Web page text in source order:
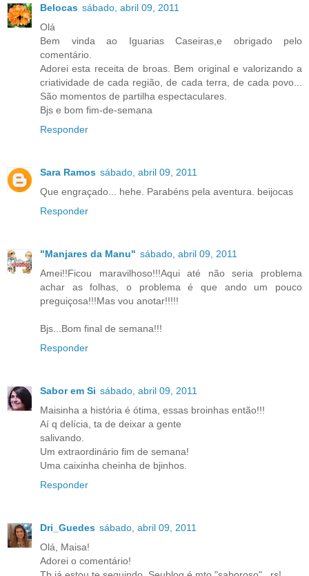
Belocas sábado, abril 09, 2011
Olá
Bem vinda ao Iguarias Caseiras,e obrigado pelo
comentário.
Adorei esta receita de broas. Bem original e valorizando a
criatividade de cada região, de cada terra, de cada povo...
São momentos de partilha espectaculares.
Bjs e bom fim-de-semana
Responder
Sara Ramos sábado, abril 09, 2011
Que engraçado... hehe. Parabéns pela aventura. beijocas
Responder
"Manjares da Manu" sábado, abril 09, 2011
Amei!!Ficou maravilhoso!!!Aqui até não seria problema
achar as folhas, o problema é que ando um pouco
preguiçosa!!!Mas vou anotar!!!!!
Bjs...Bom final de semana!!!
Responder
Sabor em Si sábado, abril 09, 2011
Maisinha a história é ótima, essas broinhas então!!!
Aí q delícia, ta de deixar a gente
salivando.
Um extraordinário fim de semana!
Uma caixinha cheinha de bjinhos.
Responder
Dri_Guedes sábado, abril 09, 2011
Olá, Maisa!
Adorei o comentário!